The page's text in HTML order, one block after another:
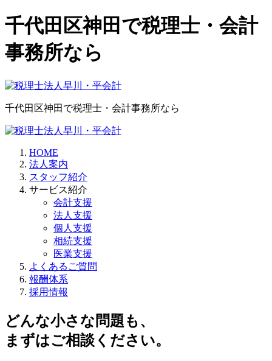
千代田区神田で税理士・会計
事務所なら
千代田区神田で税理士・会計事務所なら
HOME
法人案内
スタッフ紹介
サービス紹介
会計支援
法人支援
個人支援
相続支援
医業支援
よくあるご質問
報酬体系
採用情報
どんな小さな問題も、
まずはご相談ください。